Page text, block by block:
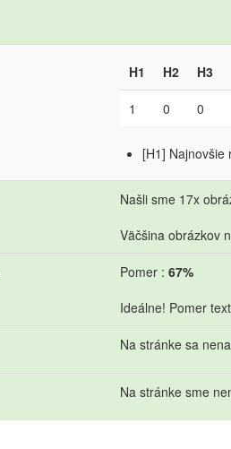
H1 H2 H3
1 0 0
[H1] Najnovšie
Našli sme 17x
Väčšina obrázkov
Pomer : 67%
Ideálne! Pomer
Na stránke sa
Na stránke sme